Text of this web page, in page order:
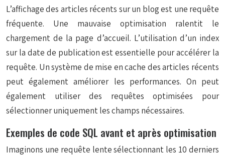
L’affichage des articles récents sur un blog est une requête
fréquente. Une mauvaise optimisation ralentit le
chargement de la page d’accueil. L’utilisation d’un index
sur la date de publication est essentielle pour accélérer la
requête. Un système de mise en cache des articles récents
peut également améliorer les performances. On peut
également utiliser des requêtes optimisées pour
sélectionner uniquement les champs nécessaires.
Exemples de code SQL avant et après optimisation
Imaginons une requête lente sélectionnant les 10 derniers